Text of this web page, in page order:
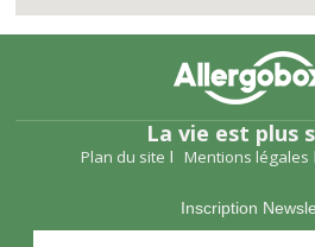
La vie est plus
Plan du site Mentions légales
Inscription